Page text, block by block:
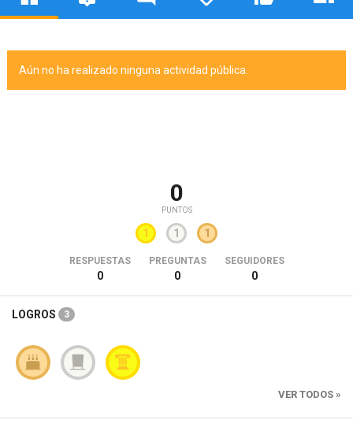
Aún no ha realizado ninguna actividad pública.
0
PUNTOS
1 1 1
RESPUESTAS
0
PREGUNTAS
0
SEGUIDORES
0
LOGROS 3
VER TODOS »